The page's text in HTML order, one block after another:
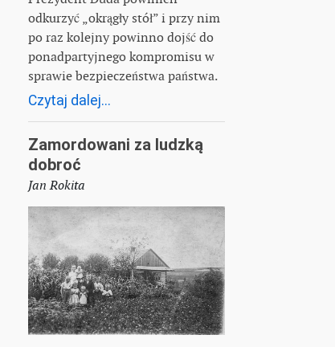
odkurzyć „okrągły stół” i przy nim
po raz kolejny powinno dojść do
ponadpartyjnego kompromisu w
sprawie bezpieczeństwa państwa.
Czytaj dalej...
Zamordowani za ludzką
dobroć
Jan Rokita